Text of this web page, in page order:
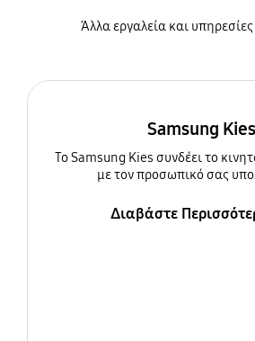
Άλλα εργαλεία και
Samsung Kies
To Samsung Kies συνδέει το
με τον προσωπικό σας
Διαβάστε